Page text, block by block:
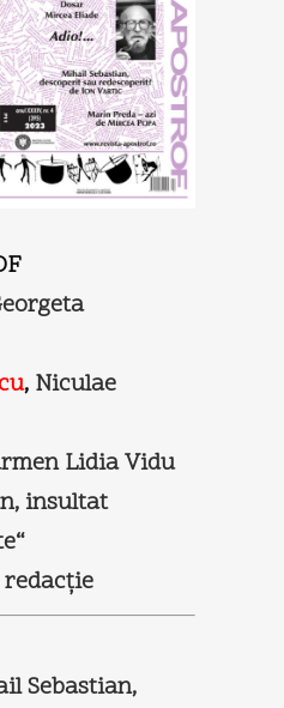
, Niculae
Lidia Vidu
insultat
Sebastian,